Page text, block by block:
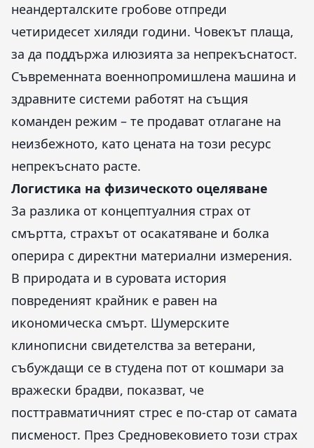
неандерталските гробове отпреди
четиридесет хиляди години. Човекът плаща,
за да поддържа илюзията за непрекъснатост.
Съвременната военнопромишлена машина и
здравните системи работят на същия
команден режим – те продават отлагане на
неизбежното, като цената на този ресурс
непрекъснато расте.
Логистика на физическото оцеляване
За разлика от концептуалния страх от
смъртта, страхът от осакатяване и болка
оперира с директни материални измерения.
В природата и в суровата история
повреденият крайник е равен на
икономическа смърт. Шумерските
клинописни свидетелства за ветерани,
събуждащи се в студена пот от кошмари за
вражески брадви, показват, че
посттравматичният стрес е по-стар от самата
писменост. През Средновековието този страх